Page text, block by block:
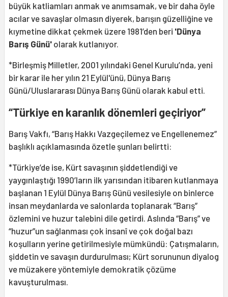
büyük katliamları anmak ve anımsamak, ve bir daha öyle
acılar ve savaşlar olmasın diyerek, barışın güzelliğine ve
kıymetine dikkat çekmek üzere 1981’den beri 'Dünya
Barış Günü' olarak kutlanıyor.
*Birleşmiş Milletler, 2001 yılındaki Genel Kurulu’nda, yeni
bir karar ile her yılın 21 Eylül'ünü, Dünya Barış
Günü/Uluslararası Dünya Barış Günü olarak kabul etti.
“Türkiye en karanlık dönemleri geçiriyor”
Barış Vakfı, “Barış Hakkı Vazgeçilemez ve Engellenemez”
başlıklı açıklamasında özetle şunları belirtti:
*Türkiye’de ise, Kürt savaşının şiddetlendiği ve
yaygınlaştığı 1990’ların ilk yarısından itibaren kutlanmaya
başlanan 1 Eylül Dünya Barış Günü vesilesiyle on binlerce
insan meydanlarda ve salonlarda toplanarak “Barış”
özlemini ve huzur talebini dile getirdi. Aslında “Barış” ve
“huzur”un sağlanması çok insanî ve çok doğal bazı
koşulların yerine getirilmesiyle mümkündü: Çatışmaların,
şiddetin ve savaşın durdurulması; Kürt sorununun diyalog
ve müzakere yöntemiyle demokratik çözüme
kavuşturulması.